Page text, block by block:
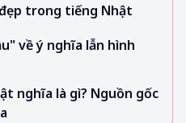
trong tiếng Nhật
về ý nghĩa lẫn hình
nghĩa là gì? Nguồn gốc